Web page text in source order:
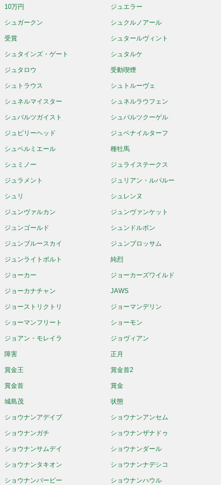
10万円 ジュエラー
シュガークン シュクルノアール
受賞 シュタールヴィント
シュタインズ・ゲート シュタルケ
ジュタロウ 受動喫煙
シュトラウス シュトルーヴェ
シュネルマイスター シュネルラウフェン
シュバルツガイスト シュバルツクーゲル
ジュビリーヘッド ジュベナイルターフ
シュペルミエール 種牡馬
シュミノー ジュライステークス
ジュラメント ジュリアン・ルパルー
シュリ シュレンヌ
ジュンヴァルカン ジュンヴァンケット
ジュンゴールド シュンドルボン
ジュンブルースカイ ジュンブロッサム
ジュンライトボルト 純烈
ジョーカー ジョーカーズワイルド
ジョーカナチャン JAWS
ジョーストリクトリ ジョーマンデリン
ショーマンフリート ショーモン
ジョアン・モレイラ ジョヴィアン
障害 正月
賞金王 賞金首2
賞金首 賞金
城島茂 状態
ショウナンアデイブ ショウナンアンセム
ショウナンガチ ショウナンザナドゥ
ショウナンサムデイ ショウナンダール
ショウナンタキオン ショウナンナデシコ
ショウナンバービー ショウナンハウル